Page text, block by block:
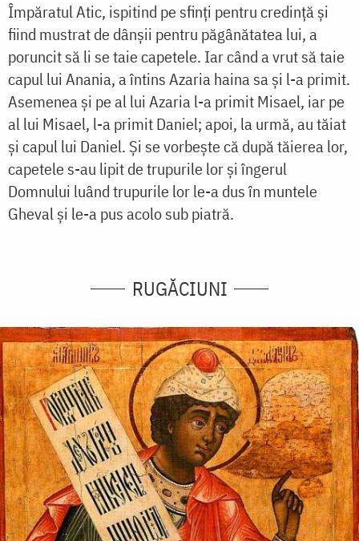
Împăratul Atic, ispitind pe sfinți pentru credință și
fiind mustrat de dânșii pentru păgânătatea lui, a
poruncit să li se taie capetele. Iar când a vrut să taie
capul lui Anania, a întins Azaria haina sa și l-a primit.
Asemenea și pe al lui Azaria l-a primit Misael, iar pe
al lui Misael, l-a primit Daniel; apoi, la urmă, au tăiat
și capul lui Daniel. Și se vorbește că după tăierea lor,
capetele s-au lipit de trupurile lor și îngerul
Domnului luând trupurile lor le-a dus în muntele
Gheval și le-a pus acolo sub piatră.
RUGĂCIUNI